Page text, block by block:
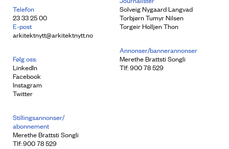
Telefon
23 33 25 00
E-post
arkitektnytt@arkitektnytt.no
Følg oss:
LinkedIn
Facebook
Instagram
Twitter
Solveig Nygaard Langvad
Torbjørn Tumyr Nilsen
Torgeir Holljen Thon
Annonser/bannerannonser
Merethe Brattsti Songli
Tlf: 900 78 529
Stillingsannonser/
abonnement
Merethe Brattsti Songli
Tlf: 900 78 529